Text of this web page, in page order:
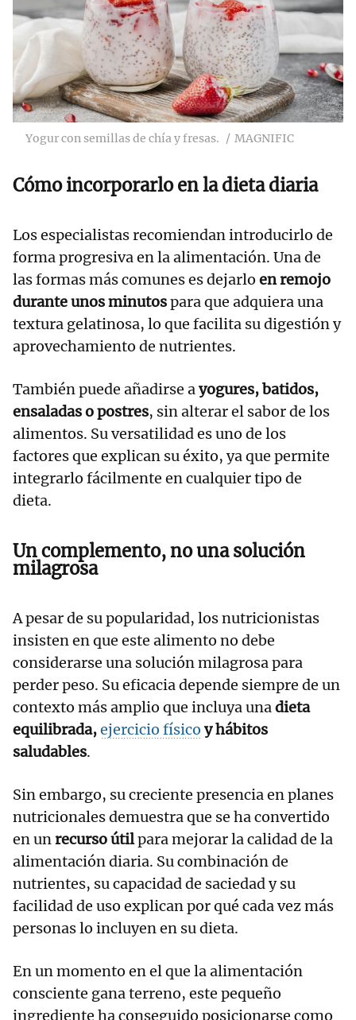
Yogur con semillas de chía y fresas. MAGNIFIC
Cómo incorporarlo en la dieta diaria
Los especialistas recomiendan introducirlo de
forma progresiva en la alimentación. Una de
las formas más comunes es dejarlo en remojo
durante unos minutospara que adquiera una
textura gelatinosa, lo que facilita su digestión y
aprovechamiento de nutrientes.
También puede añadirse ayogures, batidos,
ensaladas o postres, sin alterar el sabor de los
alimentos. Su versatilidad es uno de los
factores que explican su éxito, ya que permite
integrarlo fácilmente en cualquier tipo de
dieta.
Un complemento, no una solución
milagrosa
A pesar de su popularidad, los nutricionistas
insisten en que este alimento no debe
considerarse una solución milagrosa para
perder peso. Su eficacia depende siempre de un
contexto más amplio que incluya unadieta
equilibrada,ejercicio físico y hábitos
saludables.
Sin embargo, su creciente presencia en planes
nutricionales demuestra que se ha convertido
en unrecurso útilpara mejorar la calidad de la
alimentación diaria. Su combinación de
nutrientes, su capacidad de saciedad y su
facilidad de uso explican por qué cada vez más
personas lo incluyen en su dieta.
En un momento en el que la alimentación
consciente gana terreno, este pequeño
ingrediente ha conseguido posicionarse como